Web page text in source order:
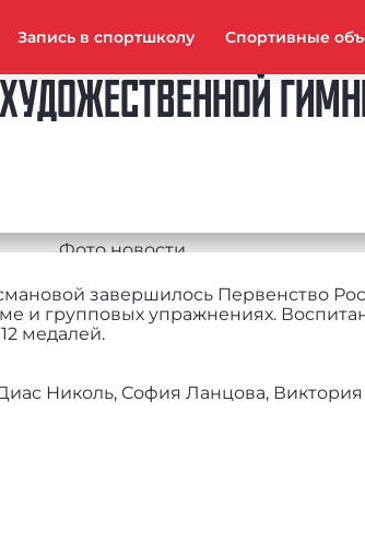
Запись в спортшколу Спортивные
завершилось Первенство
и групповых упражнениях.
медалей.
Николь, София Ланцова, Виктория